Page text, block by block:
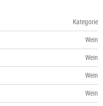
Kategorie
Wein
Wein
Wein
Wein